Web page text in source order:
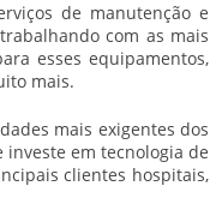
de manutenção e
com as mais
esses equipamentos,
mais.
mais exigentes dos
investe em tecnologia de
clientes hospitais,